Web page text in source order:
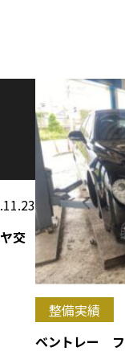
交
整備実績
ベントレー